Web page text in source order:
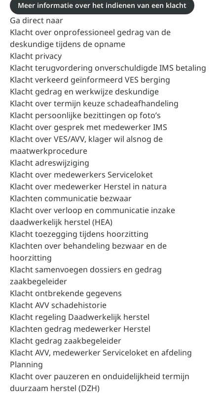
Meer informatie over het indienen van een klacht
Ga direct naar
Klacht over onprofessioneel gedrag van de
deskundige tijdens de opname
Klacht privacy
Klacht terugvordering onverschuldigde IMS betaling
Klacht verkeerd geïnformeerd VES berging
Klacht gedrag en werkwijze deskundige
Klacht over termijn keuze schadeafhandeling
Klacht persoonlijke bezittingen op foto’s
Klacht over gesprek met medewerker IMS
Klacht over VES/AVV, klager wil alsnog de
maatwerkprocedure
Klacht adreswijziging
Klacht over medewerkers Serviceloket
Klacht over medewerker Herstel in natura
Klachten communicatie bezwaar
Klacht over verloop en communicatie inzake
daadwerkelijk herstel (HEA)
Klacht toezegging tijdens hoorzitting
Klachten over behandeling bezwaar en de
hoorzitting
Klacht samenvoegen dossiers en gedrag
zaakbegeleider
Klacht ontbrekende gegevens
Klacht AVV schadehistorie
Klacht regeling Daadwerkelijk herstel
Klachten gedrag medewerker Herstel
Klacht gedrag zaakbegeleider
Klacht AVV, medewerker Serviceloket en afdeling
Planning
Klacht over pauzeren en onduidelijkheid termijn
duurzaam herstel (DZH)